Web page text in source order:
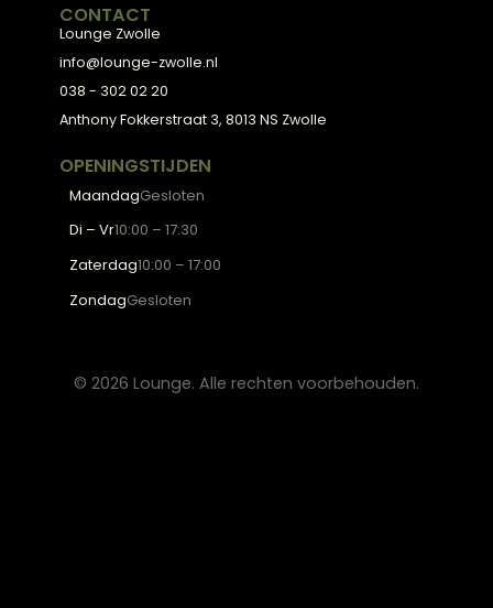
Gebruik antislipmatjes van siliconen onder je servies,
voor dienbladen met een licht getextureerd
moderne dienbladen hebben subtiele groefjes of een
speciaal ontworpen zijn om slip te voorkomen.
Klaar voor uw
Kom langs in onze showroom in Zwolle en laat u
inspireren door onze collectie, of plan een gratis
Plan een stijlconsult